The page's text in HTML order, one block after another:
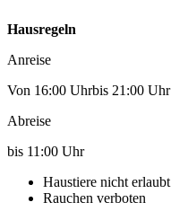
Hausregeln
Anreise
Von 16:00 Uhrbis 21:00 Uhr
Abreise
bis 11:00 Uhr
Haustiere nicht erlaubt
Rauchen verboten